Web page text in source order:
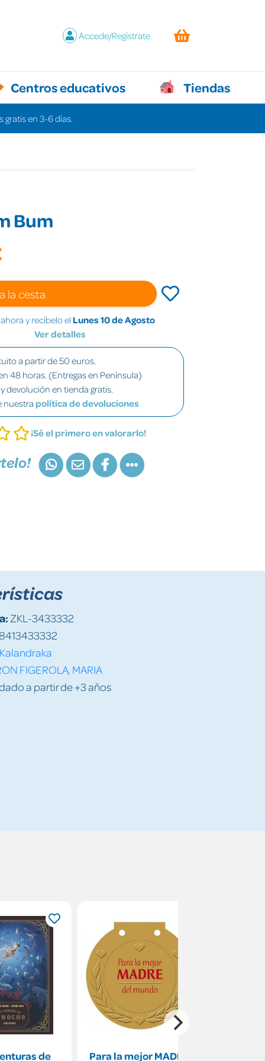
Accede/Regístrate
Centros educativos Tiendas
gratis en 3-6 días.
Bum
la cesta
y recíbelo el Lunes 10 de Agosto
Ver detalles
a partir de 50 euros.
48 horas. (Entregas en Península)
devolución en tienda gratis.
nuestra política de devoluciones
¡Sé el primero en valorarlo!
ZKL-3433332
Kalandraka
FIGEROLA, MARIA
a partir de +3 años
de
Para la mejor MADRE